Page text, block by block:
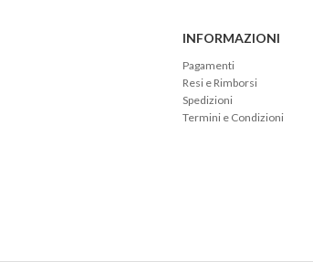
INFORMAZIONI
Pagamenti
Resi e Rimborsi
Spedizioni
Termini e Condizioni